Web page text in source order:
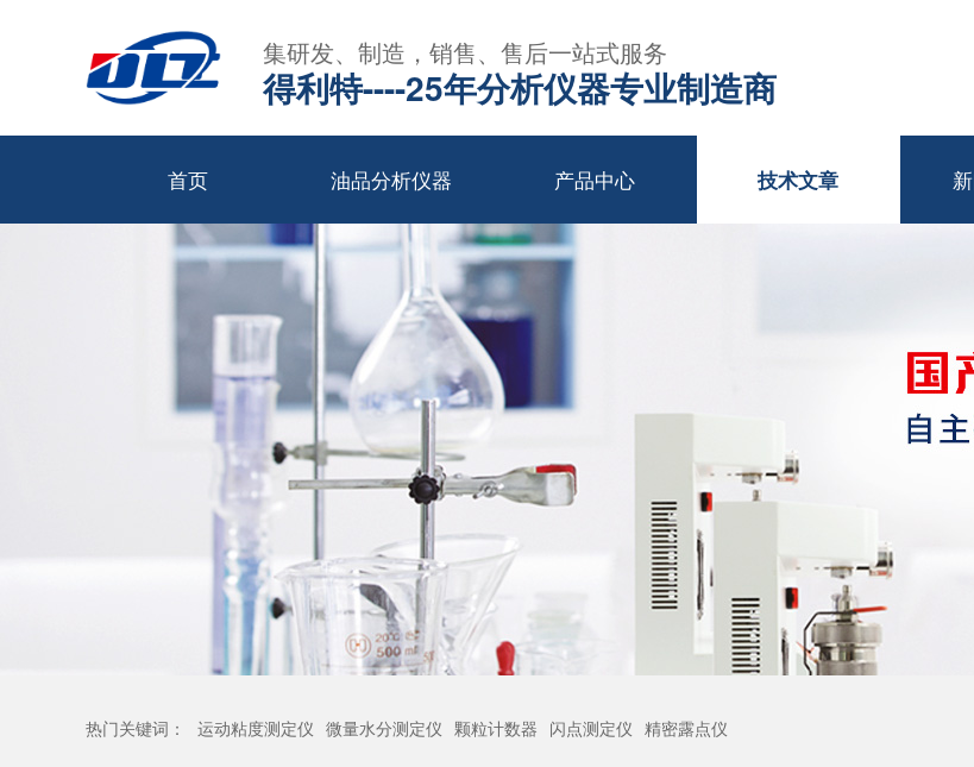
集研发、制造，销售、售后一站式服务
得利特----25年分析仪器专业制造商
首页 油品分析仪器 产品中心 技术文章
热门关键词： 运动粘度测定仪 微量水分测定仪 颗粒计数器 闪点测定仪 精密露点仪